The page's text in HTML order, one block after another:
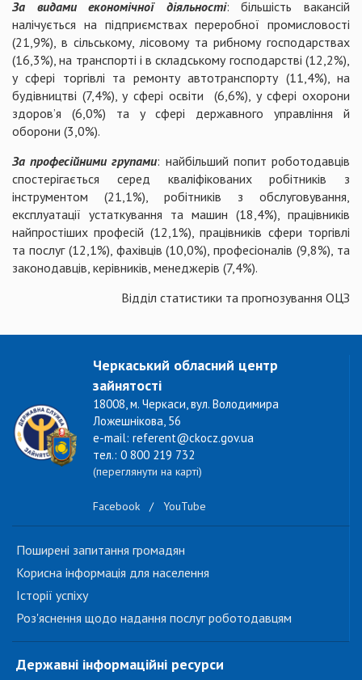
За видами економічної діяльності: більшість вакансій
налічується на підприємствах переробної промисловості
(21,9%), в сільському, лісовому та рибному господарствах
(16,3%), на транспорті і в складському господарстві (12,2%),
у сфері торгівлі та ремонту автотранспорту (11,4%), на
будівництві (7,4%), у сфері освіти (6,6%), у сфері охорони
здоров’я (6,0%) та у сфері державного управління й
оборони (3,0%).
За професійними групами: найбільший попит роботодавців
спостерігається серед кваліфікованих робітників з
інструментом (21,1%), робітників з обслуговування,
експлуатації устаткування та машин (18,4%), працівників
найпростіших професій (12,1%), працівників сфери торгівлі
та послуг (12,1%), фахівців (10,0%), професіоналів (9,8%), та
законодавців, керівників, менеджерів (7,4%).
Відділ статистики та прогнозування ОЦЗ
Черкаський обласний центр
зайнятості
18008, м. Черкаси, вул. Володимира
Ложешнікова, 56
e-mail: referent@ckocz.gov.ua
тел.: 0 800 219 732
(переглянути на карті)
Facebook / YouTube
Поширені запитання громадян
Корисна інформація для населення
Історії успіху
Роз'яснення щодо надання послуг роботодавцям
Державні інформаційні ресурси